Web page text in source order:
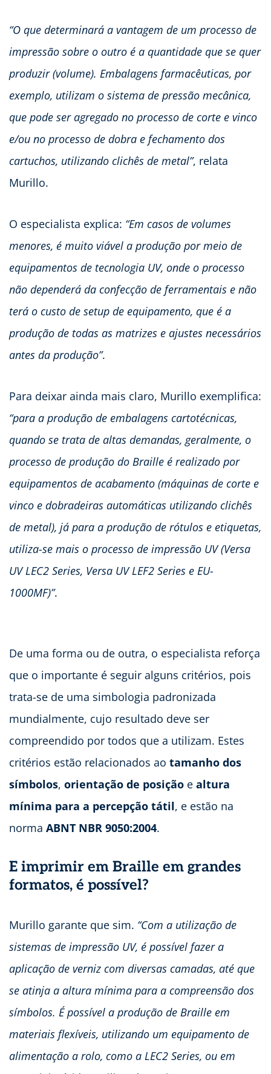
“O que determinará a vantagem de um processo de
impressão sobre o outro é a quantidade que se quer
produzir (volume). Embalagens farmacêuticas, por
exemplo, utilizam o sistema de pressão mecânica,
que pode ser agregado no processo de corte e vinco
e/ou no processo de dobra e fechamento dos
cartuchos, utilizando clichês de metal”, relata
Murillo.
O especialista explica: “Em casos de volumes
menores, é muito viável a produção por meio de
equipamentos de tecnologia UV, onde o processo
não dependerá da confecção de ferramentais e não
terá o custo de setup de equipamento, que é a
produção de todas as matrizes e ajustes necessários
antes da produção”.
Para deixar ainda mais claro, Murillo exemplifica:
“para a produção de embalagens cartotécnicas,
quando se trata de altas demandas, geralmente, o
processo de produção do Braille é realizado por
equipamentos de acabamento (máquinas de corte e
vinco e dobradeiras automáticas utilizando clichês
de metal), já para a produção de rótulos e etiquetas,
utiliza-se mais o processo de impressão UV (Versa
UV LEC2 Series, Versa UV LEF2 Series e EU-
1000MF)”.
De uma forma ou de outra, o especialista reforça
que o importante é seguir alguns critérios, pois
trata-se de uma simbologia padronizada
mundialmente, cujo resultado deve ser
compreendido por todos que a utilizam. Estes
critérios estão relacionados ao tamanho dos
símbolos, orientação de posição e altura
mínima para a percepção tátil, e estão na
norma ABNT NBR 9050:2004.
E imprimir em Braille em grandes
formatos, é possível?
Murillo garante que sim. “Com a utilização de
sistemas de impressão UV, é possível fazer a
aplicação de verniz com diversas camadas, até que
se atinja a altura mínima para a compreensão dos
símbolos. É possível a produção de Braille em
materiais flexíveis, utilizando um equipamento de
alimentação a rolo, como a LEC2 Series, ou em